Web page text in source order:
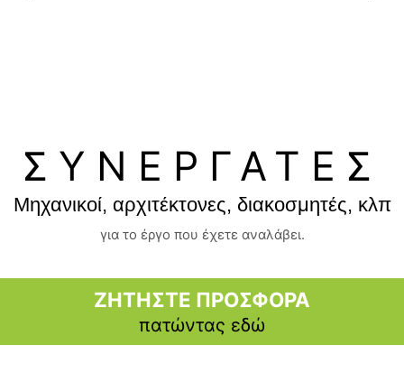
ΣΥΝΕΡΓΑΤΕΣ
Μηχανικοί, αρχιτέκτονες, διακοσμητές, κλπ
για το έργο που έχετε αναλάβει.
ΖΗΤΗΣΤΕ ΠΡΟΣΦΟΡΑ
πατώντας εδώ